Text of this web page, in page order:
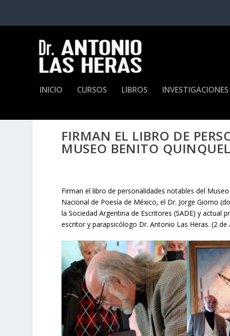
INICIO CURSOS LIBROS INVESTIGACIONES
FIRMAN EL LIBRO DE
MUSEO BENITO
Firman el libro de personalidades notables del
Nacional de Poesía de México, el Dr. Jorge Giorno
la Sociedad Argentina de Escritores (SADE) y actual
escritor y parapsicólogo Dr. Antonio Las Heras. (2 de